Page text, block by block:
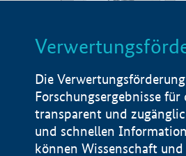
Die
Forschungsergebnisse
transparent und
und schnellen
können Wissenschaft